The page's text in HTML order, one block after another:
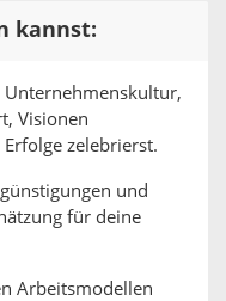
kannst:
Unternehmenskultur,
Visionen
zelebrierst.
und
für deine
Arbeitsmodellen